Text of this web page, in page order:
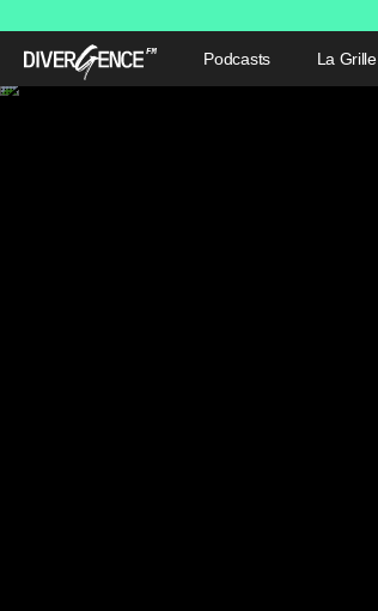
Podcasts La Grille